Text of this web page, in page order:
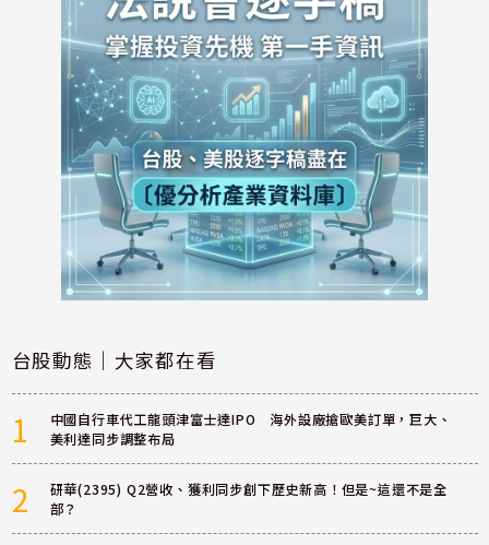
台股動態｜大家都在看
1
中國自行車代工龍頭津富士達IPO 海外設廠搶歐美訂單，巨大、
美利達同步調整布局
2
研華(2395) Q2營收、獲利同步創下歷史新高！但是~這還不是全
部？